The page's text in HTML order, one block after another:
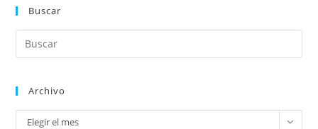
Buscar
Archivo
Elegir el mes